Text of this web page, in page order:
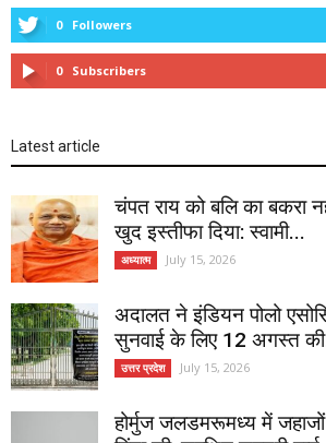
0 Followers
0 Subscribers
Latest article
चंपत राय को बलि का बकरा
खुद इस्तीफा दिया: स्वामी...
अध्यात्म July 15, 2026
अदालत ने इंडियन पोलो
सुनवाई के लिए 12 अगस्त
उत्तर प्रदेश July 15, 2026
होर्मुज जलडमरूमध्य में